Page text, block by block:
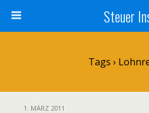
Steuer
Tags ›
1. MÄRZ 2011